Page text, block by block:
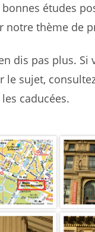
études
notre thème de
dis pas plus. Si
le sujet,
caducées.